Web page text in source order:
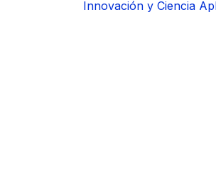
Innovación y Ciencia